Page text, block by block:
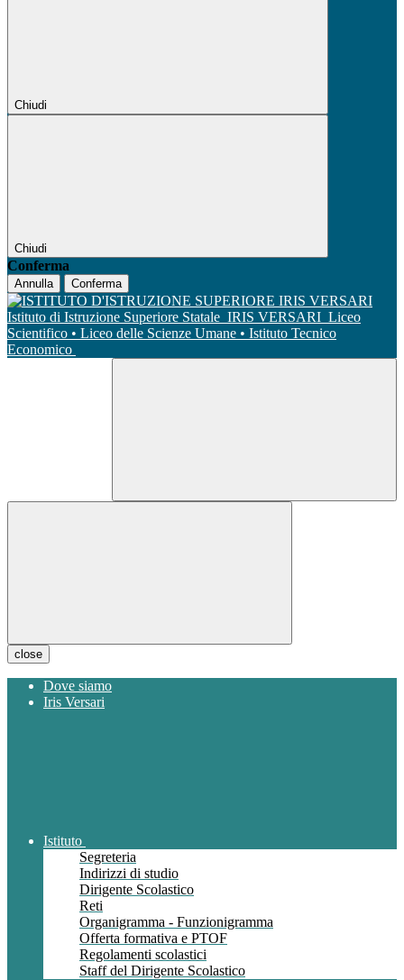
Chiudi
Chiudi
Conferma
Annulla Conferma
Istituto di Istruzione Superiore Statale IRIS VERSARI Liceo
Scientifico • Liceo delle Scienze Umane • Istituto Tecnico
Economico
close
Dove siamo
Iris Versari
Istituto
Segreteria
Indirizzi di studio
Dirigente Scolastico
Reti
Organigramma - Funzionigramma
Offerta formativa e PTOF
Regolamenti scolastici
Staff del Dirigente Scolastico